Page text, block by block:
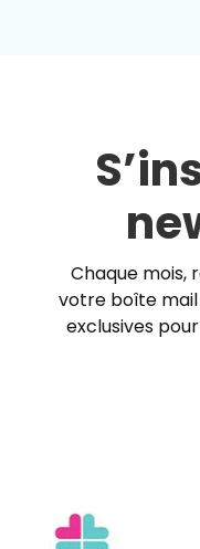
Chaque mois,
votre boîte mail
exclusives